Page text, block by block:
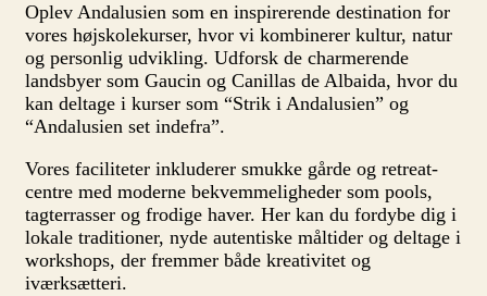
Oplev Andalusien som en inspirerende destination for
vores højskolekurser, hvor vi kombinerer kultur, natur
og personlig udvikling. Udforsk de charmerende
landsbyer som Gaucin og Canillas de Albaida, hvor du
kan deltage i kurser som “Strik i Andalusien” og
“Andalusien set indefra”.
Vores faciliteter inkluderer smukke gårde og retreat-
centre med moderne bekvemmeligheder som pools,
tagterrasser og frodige haver. Her kan du fordybe dig i
lokale traditioner, nyde autentiske måltider og deltage i
workshops, der fremmer både kreativitet og
iværksætteri.